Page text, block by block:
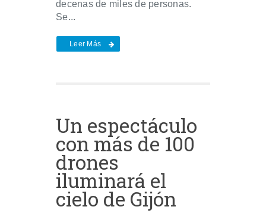
decenas de miles de personas.
Se...
Leer Más
Un espectáculo
con más de 100
drones
iluminará el
cielo de Gijón